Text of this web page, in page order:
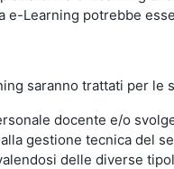
Learning potrebbe
saranno trattati per le
docente e/o
gestione tecnica del
delle diverse